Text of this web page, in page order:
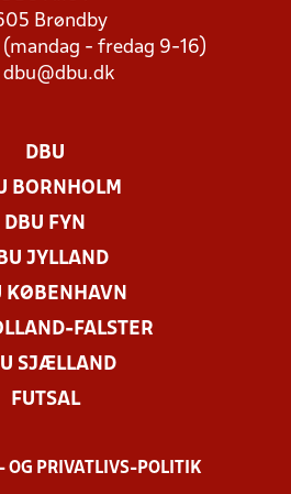
Brøndby
(mandag - fredag 9-16)
dbu@dbu.dk
DBU
BORNHOLM
DBU FYN
JYLLAND
KØBENHAVN
FALSTER
SJÆLLAND
FUTSAL
OG PRIVATLIVS-POLITIK